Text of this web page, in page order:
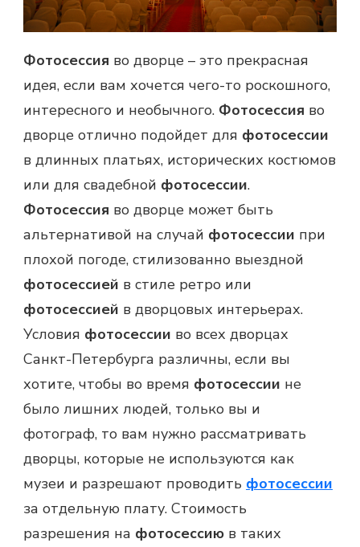
Фотосессия во дворце – это прекрасная
идея, если вам хочется чего-то роскошного,
интересного и необычного. Фотосессия во
дворце отлично подойдет для фотосессии
в длинных платьях, исторических костюмов
или для свадебной фотосессии.
Фотосессия во дворце может быть
альтернативой на случай фотосессии при
плохой погоде, стилизованно выездной
фотосессией в стиле ретро или
фотосессией в дворцовых интерьерах.
Условия фотосессии во всех дворцах
Санкт-Петербурга различны, если вы
хотите, чтобы во время фотосессии не
было лишних людей, только вы и
фотограф, то вам нужно рассматривать
дворцы, которые не используются как
музеи и разрешают проводить фотосессии
за отдельную плату. Стоимость
разрешения на фотосессию в таких